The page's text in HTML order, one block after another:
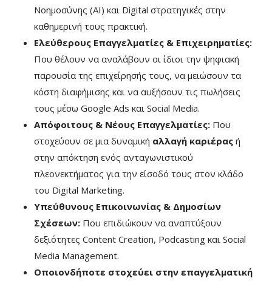
Νοημοσύνης (AI) και Digital στρατηγικές στην
καθημερινή τους πρακτική.
Ελεύθερους Επαγγελματίες & Επιχειρηματίες:
Που θέλουν να αναλάβουν οι ίδιοι την ψηφιακή
παρουσία της επιχείρησής τους, να μειώσουν τα
κόστη διαφήμισης και να αυξήσουν τις πωλήσεις
τους μέσω Google Ads και Social Media.
Απόφοιτους & Νέους Επαγγελματίες: Που
στοχεύουν σε μια δυναμική αλλαγή καριέρας ή
στην απόκτηση ενός ανταγωνιστικού
πλεονεκτήματος για την είσοδό τους στον κλάδο
του Digital Marketing.
Υπεύθυνους Επικοινωνίας & Δημοσίων
Σχέσεων: Που επιδιώκουν να αναπτύξουν
δεξιότητες Content Creation, Podcasting και Social
Media Management.
Οποιονδήποτε στοχεύει στην επαγγελματική